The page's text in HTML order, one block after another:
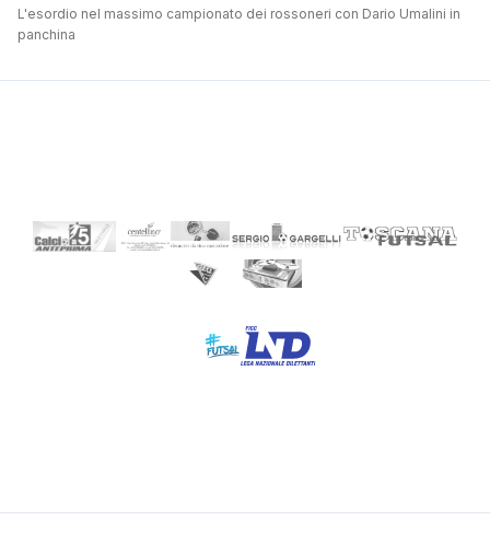
L'esordio nel massimo campionato dei rossoneri con Dario Umalini in
panchina